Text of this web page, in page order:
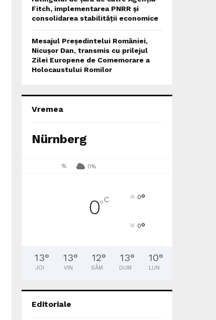
Fitch, implementarea PNRR și
consolidarea stabilității economice
Mesajul Președintelui României,
Nicușor Dan, transmis cu prilejul
Zilei Europene de Comemorare a
Holocaustului Romilor
Vremea
Nürnberg
% 0%
0°C 0°
0°
13°
JOI
13°
VIN
12°
SÂM
13°
DUM
10°
LUN
Editoriale